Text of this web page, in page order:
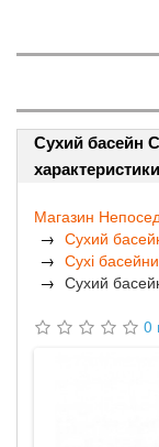
Сухий басейн
характеристики
Магазин
Сухий
Сухі
Сухий
0